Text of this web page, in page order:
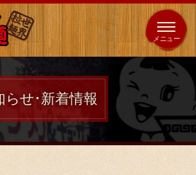
653 店 64 店
ホーム
らせ･新着情報